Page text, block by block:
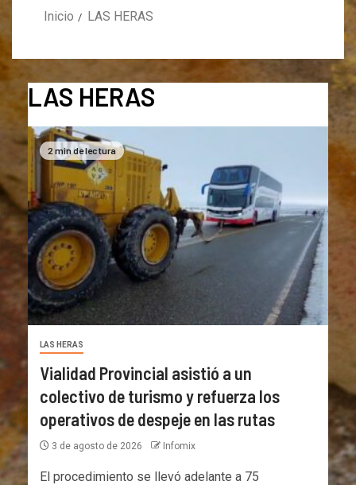
Inicio LAS HERAS
LAS HERAS
2 min de lectura
LAS HERAS
Vialidad Provincial asistió a un
colectivo de turismo y refuerza los
operativos de despeje en las rutas
3 de agosto de 2026 Infomix
El procedimiento se llevó adelante a 75